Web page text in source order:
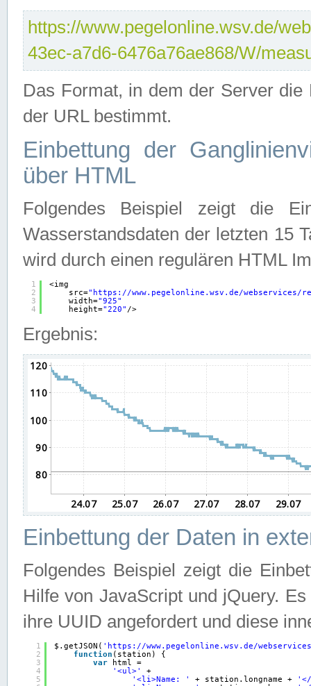
https://www.pegelonline.wsv.de/
43ec-a7d6-6476a76ae868/W/
Das Format, in dem der Server
der URL bestimmt.
Einbettung der
über HTML
Folgendes Beispiel zeigt die
Wasserstandsdaten der letzten 15
wird durch einen regulären HTML
1
2
3
4
<img
src=" https://www.pegelonline.wsv.de/webservices/
width="925"
height="220" />
Ergebnis:
Einbettung der Daten in
Folgendes Beispiel zeigt die
Hilfe von JavaScript und jQuery.
ihre UUID angefordert und diese
1
2
3
4
5
$.getJSON( ' https://www.pegelonline.wsv.de/
function (station) {
var
html =
'<ul>'
+
'<li>Name: '
+ station.longname +